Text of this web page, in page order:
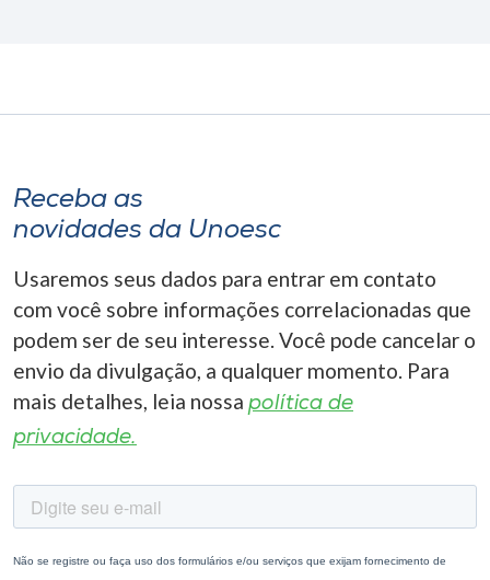
Receba as
novidades da Unoesc
Usaremos seus dados para entrar em contato
com você sobre informações correlacionadas que
podem ser de seu interesse. Você pode cancelar o
envio da divulgação, a qualquer momento. Para
mais detalhes, leia nossa política de
privacidade.